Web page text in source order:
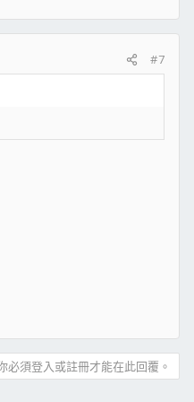
#7
必須登入或註冊才能在此回覆。